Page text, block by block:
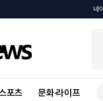
네
포츠 문화·라이프